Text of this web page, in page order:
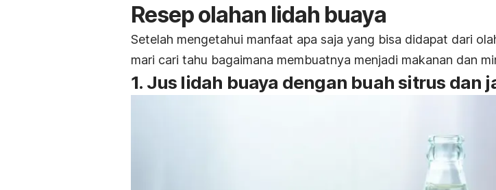
Resep olahan lidah buaya
Setelah mengetahui manfaat apa saja yang bisa didapat dari
mari cari tahu bagaimana membuatnya menjadi makanan dan
1. Jus lidah buaya dengan buah sitrus dan